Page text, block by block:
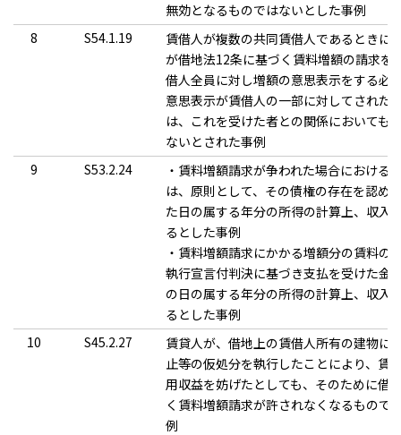
無効となるものではないとした事例
8
S54.1.19
賃借人が複数の共同賃借人であるときに
が借地法12条に基づく賃料増額の請求を
借人全員に対し増額の意思表示をする必
意思表示が賃借人の一部に対してされた
は、これを受けた者との関係においても
ないとされた事例
9
S53.2.24
・賃料増額請求が争われた場合における
は、原則として、その債権の存在を認め
た日の属する年分の所得の計算上、収入
るとした事例
・賃料増額請求にかかる増額分の賃料の
執行宣言付判決に基づき支払を受けた金
の日の属する年分の所得の計算上、収入
るとした事例
10
S45.2.27
賃貸人が、借地上の賃借人所有の建物に
止等の仮処分を執行したことにより、賃
用収益を妨げたとしても、そのために借
く賃料増額請求が許されなくなるもので
例